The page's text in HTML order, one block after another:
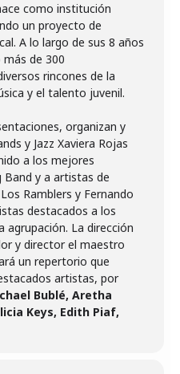
como institución
un proyecto de
A lo largo de sus 8 años
de 300
rincones de la
y el talento juvenil.
organizan y
y Jazz Xaviera Rojas
a los mejores
y a artistas de
Ramblers y Fernando
destacados a los
La dirección
y director el maestro
un repertorio que
artistas, por
Bublé, Aretha
Keys, Edith Piaf,